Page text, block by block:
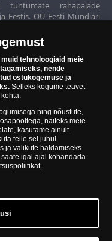
rahapajade
Eestis. OÜ Eesti Mündiäri
grupil "Samlerhuset
Ettevõtete grupile kuulub
tegutseb alates 1686.
ametlikke Norra ja
ka Nobeli rahupreemia
pidevalt oma teadmisi,
Tänu sellele pakub
tooteid.
| Hobujaama 4, 10151
tehnoloogiaid meie
nende
ostukogemuse ja
Selleks kogume teavet
ning nõustute,
näiteks meie
kasutame ainult
teile sel juhul
ja valikute haldamiseks
igal ajal kohandada.
.